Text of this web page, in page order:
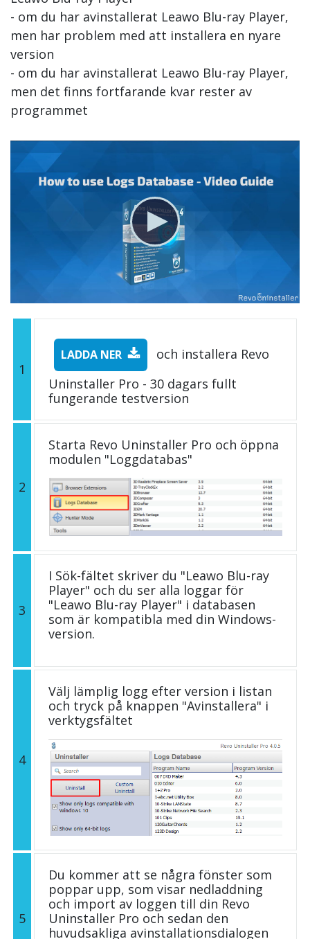
- om du har avinstallerat Leawo Blu-ray Player,
men har problem med att installera en nyare
version
- om du har avinstallerat Leawo Blu-ray Player,
men det finns fortfarande kvar rester av
programmet
1
LADDA NER
och installera Revo
Uninstaller Pro - 30 dagars fullt
fungerande testversion
2
Starta Revo Uninstaller Pro och öppna
modulen "Loggdatabas"
3
I Sök-fältet skriver du "Leawo Blu-ray
Player" och du ser alla loggar för
"Leawo Blu-ray Player" i databasen
som är kompatibla med din Windows-
version.
4
Välj lämplig logg efter version i listan
och tryck på knappen "Avinstallera" i
verktygsfältet
5
Du kommer att se några fönster som
poppar upp, som visar nedladdning
och import av loggen till din Revo
Uninstaller Pro och sedan den
huvudsakliga avinstallationsdialogen